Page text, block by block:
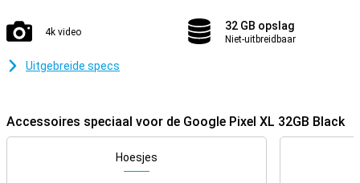
4k video 32 GB opslag
Niet-uitbreidbaar
Uitgebreide specs
Accessoires speciaal voor de Google Pixel XL 32GB Black
Hoesjes